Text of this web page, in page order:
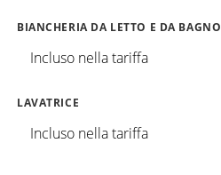
BIANCHERIA DA LETTO E DA BAGNO
Incluso nella tariffa
LAVATRICE
Incluso nella tariffa